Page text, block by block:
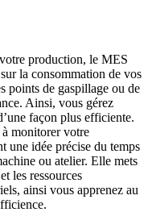
production, le MES
la consommation de vos
points de gaspillage ou de
Ainsi, vous gérez
façon plus efficiente.
monitorer votre
une idée précise du temps
ou atelier. Elle mets
les ressources
ainsi vous apprenez au